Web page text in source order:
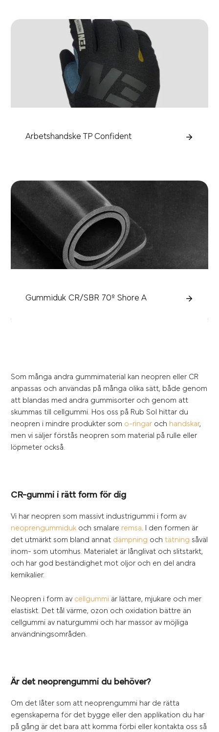
Arbetshandske TP Confident
Gummiduk CR/SBR 70º Shore A
Som många andra gummimaterial kan neopren eller CR
anpassas och användas på många olika sätt, både genom
att blandas med andra gummisorter och genom att
skummas till cellgummi. Hos oss på Rub Sol hittar du
neopren i mindre produkter som o-ringar och handskar,
men vi säljer förstås neopren som material på rulle eller
löpmeter också.
CR-gummi i rätt form för dig
Vi har neopren som massivt industrigummi i form av
neoprengummiduk och smalare remsa. I den formen är
det utmärkt som bland annat dämpning ochtätning såväl
inom- som utomhus. Materialet är långlivat och slitstarkt,
och har god beständighet mot oljor och en del andra
kemikalier.
Neopren i form av cellgummi är lättare, mjukare och mer
elastiskt. Det tål värme, ozon och oxidation bättre än
cellgummi av naturgummi och har massor av möjliga
användningsområden.
Är det neoprengummi du behöver?
Om det låter som att neoprengummi har de rätta
egenskaperna för det bygge eller den applikation du har
på gång är det bara att komma förbi eller kontakta oss så